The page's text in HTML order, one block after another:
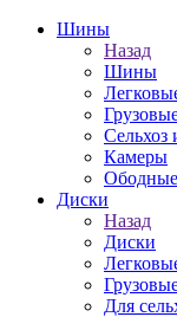
Шины
Назад
Шины
Камеры
Диски
Назад
Диски
Для